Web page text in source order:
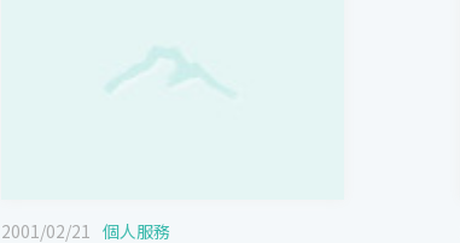
2001/02/21 個人服務